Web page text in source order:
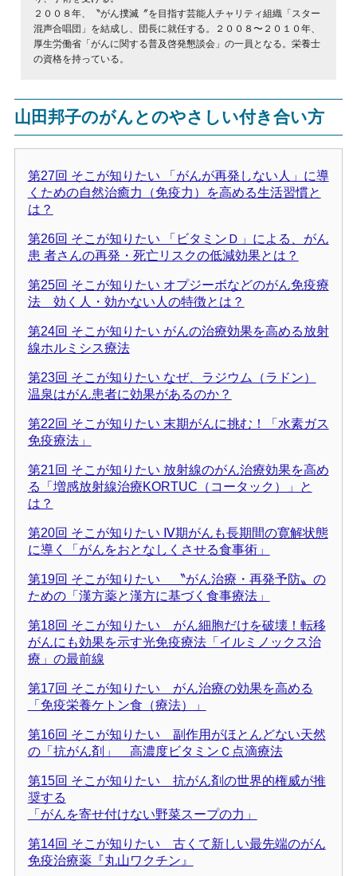
２００８年、〝がん撲滅〞を目指す芸能人チャリティ組織「スター
混声合唱団」を結成し、団長に就任する。２００８〜２０１０年、
厚生労働省「がんに関する普及啓発懇談会」の一員となる。栄養士
の資格を持っている。
山田邦子のがんとのやさしい付き合い方
第27回 そこが知りたい 「がんが再発しない人」に導
くための自然治癒力（免疫力）を高める生活習慣と
は？
第26回 そこが知りたい 「ビタミンＤ」による、がん
患 者さんの再発・死亡リスクの低減効果とは？
第25回 そこが知りたい オプジーボなどのがん免疫療
法 効く人・効かない人の特徴とは？
第24回 そこが知りたい がんの治療効果を高める放射
線ホルミシス療法
第23回 そこが知りたい なぜ、ラジウム（ラドン）
温泉はがん患者に効果があるのか？
第22回 そこが知りたい 末期がんに挑む！「水素ガス
免疫療法」
第21回 そこが知りたい 放射線のがん治療効果を高め
る「増感放射線治療KORTUC（コータック）」と
は？
第20回 そこが知りたい Ⅳ期がんも長期間の寛解状態
に導く「がんをおとなしくさせる食事術」
第19回 そこが知りたい 〝がん治療・再発予防〟の
ための「漢方薬と漢方に基づく食事療法」
第18回 そこが知りたい がん細胞だけを破壊！転移
がんにも効果を示す光免疫療法「イルミノックス治
療」の最前線
第17回 そこが知りたい がん治療の効果を高める
「免疫栄養ケトン食（療法）」
第16回 そこが知りたい 副作用がほとんどない天然
の「抗がん剤」 高濃度ビタミンＣ点滴療法
第15回 そこが知りたい 抗がん剤の世界的権威が推
奨する
「がんを寄せ付けない野菜スープの力」
第14回 そこが知りたい 古くて新しい最先端のがん
免疫治療薬『丸山ワクチン』